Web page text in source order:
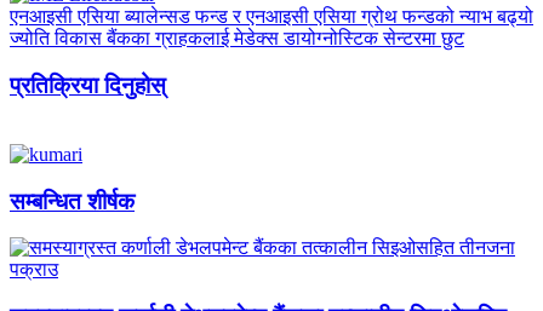
एनआइसी एसिया ब्यालेन्सड फन्ड र एनआइसी एसिया ग्रोथ फन्डको न्याभ बढ्यो
ज्योति विकास बैंकका ग्राहकलाई मेडेक्स डायोग्नोस्टिक सेन्टरमा छुट
प्रतिक्रिया दिनुहोस्
सम्बन्धित शीर्षक